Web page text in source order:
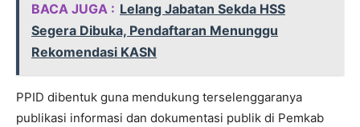
BACA JUGA : Lelang Jabatan Sekda HSS
Segera Dibuka, Pendaftaran Menunggu
Rekomendasi KASN
PPID dibentuk guna mendukung terselenggaranya
publikasi informasi dan dokumentasi publik di Pemkab